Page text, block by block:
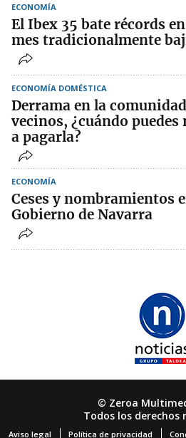
ECONOMÍA
El Ibex 35 bate récords
mes tradicionalmente
ECONOMÍA DOMÉSTICA
Derrama en la
vecinos, ¿cuándo puedes
a pagarla?
ECONOMÍA
Ceses y nombramientos
Gobierno de Navarra
© Zeroa
Todos los derechos
Aviso legal Política de privacidad